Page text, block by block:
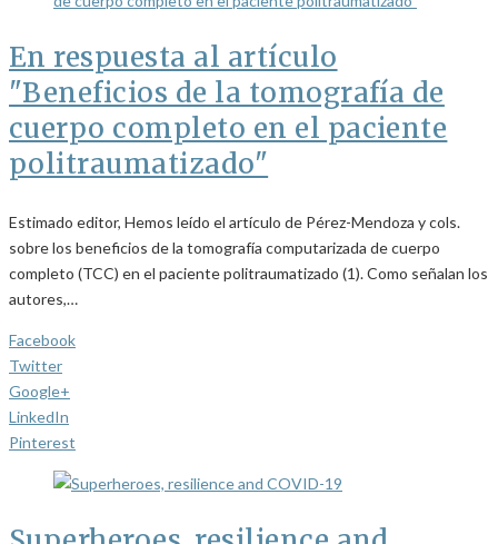
En respuesta al artículo
"Beneficios de la tomografía de
cuerpo completo en el paciente
politraumatizado"
Estimado editor, Hemos leído el artículo de Pérez-Mendoza y cols.
sobre los beneficios de la tomografía computarizada de cuerpo
completo (TCC) en el paciente politraumatizado (1). Como señalan los
autores,…
Facebook
Twitter
Google+
LinkedIn
Pinterest